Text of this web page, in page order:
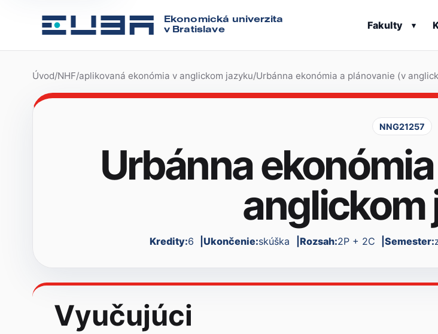
Ekonomická univerzita
v Bratislave
Fakulty ▾
Úvod/NHF/aplikovaná ekonómia v anglickom jazyku/Urbánna ekonómia a plánovanie (v
NNG21257
Urbánna
anglickom
Kredity:6 Ukončenie:skúška Rozsah:2P + 2C Semester:
Vyučujúci